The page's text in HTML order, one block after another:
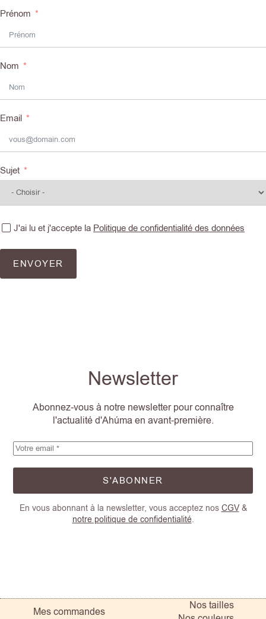
Prénom
Nom
Email
Sujet
J'ai lu et j'accepte la Politique de confidentialité des données
ENVOYER
Newsletter
Abonnez-vous à notre newsletter pour connaître
l'actualité d'Ahúma en avant-première.
S'ABONNER
En vous abonnant à la newsletter, vous acceptez nos CGV&
notre politique de confidentialité.
Mes commandes
Nos tailles